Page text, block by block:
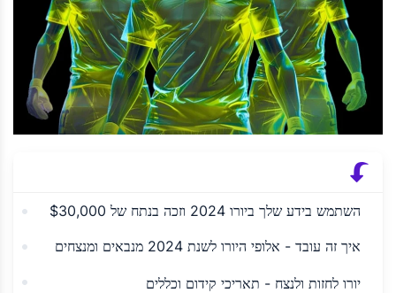
השתמש בידע שלך ביורו 2024 וזכה בנתח של $30,000
איך זה עובד - אלופי היורו לשנת 2024 מנבאים ומנצחים
יורו לחזות ולנצח - תאריכי קידום וכללים